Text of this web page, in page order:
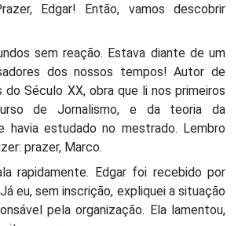
Edgar! Então, vamos descobrir
sem reação. Estava diante de um
dos nossos tempos! Autor de
do Século XX, obra que li nos primeiros
de Jornalismo, e da teoria da
havia estudado no mestrado. Lembro
prazer, Marco.
rapidamente. Edgar foi recebido por
eu, sem inscrição, expliquei a situação
pela organização. Ela lamentou,